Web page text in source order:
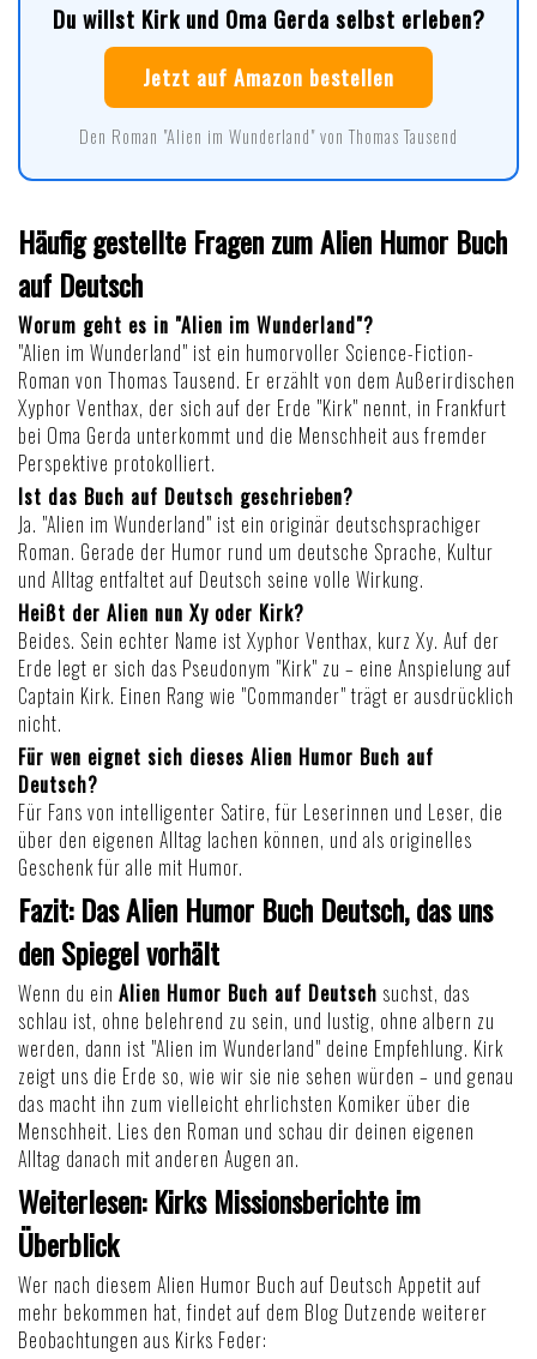
Du willst Kirk und Oma Gerda selbst erleben?
Jetzt auf Amazon bestellen
Den Roman "Alien im Wunderland" von Thomas Tausend
Häufig gestellte Fragen zum Alien Humor Buch
auf Deutsch
Worum geht es in "Alien im Wunderland"?
"Alien im Wunderland" ist ein humorvoller Science-Fiction-
Roman von Thomas Tausend. Er erzählt von dem Außerirdischen
Xyphor Venthax, der sich auf der Erde "Kirk" nennt, in Frankfurt
bei Oma Gerda unterkommt und die Menschheit aus fremder
Perspektive protokolliert.
Ist das Buch auf Deutsch geschrieben?
Ja. "Alien im Wunderland" ist ein originär deutschsprachiger
Roman. Gerade der Humor rund um deutsche Sprache, Kultur
und Alltag entfaltet auf Deutsch seine volle Wirkung.
Heißt der Alien nun Xy oder Kirk?
Beides. Sein echter Name ist Xyphor Venthax, kurz Xy. Auf der
Erde legt er sich das Pseudonym "Kirk" zu – eine Anspielung auf
Captain Kirk. Einen Rang wie "Commander" trägt er ausdrücklich
nicht.
Für wen eignet sich dieses Alien Humor Buch auf
Deutsch?
Für Fans von intelligenter Satire, für Leserinnen und Leser, die
über den eigenen Alltag lachen können, und als originelles
Geschenk für alle mit Humor.
Fazit: Das Alien Humor Buch Deutsch, das uns
den Spiegel vorhält
Wenn du ein Alien Humor Buch auf Deutsch suchst, das
schlau ist, ohne belehrend zu sein, und lustig, ohne albern zu
werden, dann ist "Alien im Wunderland" deine Empfehlung. Kirk
zeigt uns die Erde so, wie wir sie nie sehen würden – und genau
das macht ihn zum vielleicht ehrlichsten Komiker über die
Menschheit. Lies den Roman und schau dir deinen eigenen
Alltag danach mit anderen Augen an.
Weiterlesen: Kirks Missionsberichte im
Überblick
Wer nach diesem Alien Humor Buch auf Deutsch Appetit auf
mehr bekommen hat, findet auf dem Blog Dutzende weiterer
Beobachtungen aus Kirks Feder: